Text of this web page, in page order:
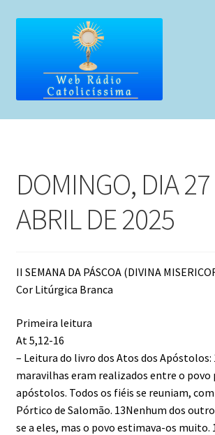
conteúdo
Home
Liturgia Diária
Horários de missas
Pedidos de oração, testemunho ou
DOMINGO, DIA
ABRIL DE 2025
II SEMANA DA PÁSCOA (DIVINA
Cor Litúrgica Branca
Primeira leitura
At 5,12-16
– Leitura do livro dos Atos dos Apóstolos:
maravilhas eram realizados entre o povo
apóstolos. Todos os fiéis se reuniam,
Pórtico de Salomão. 13Nenhum dos
se a eles, mas o povo estimava-os muito.